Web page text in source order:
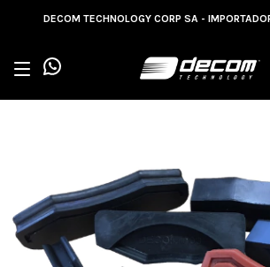
DECOM TECHNOLOGY CORP SA -